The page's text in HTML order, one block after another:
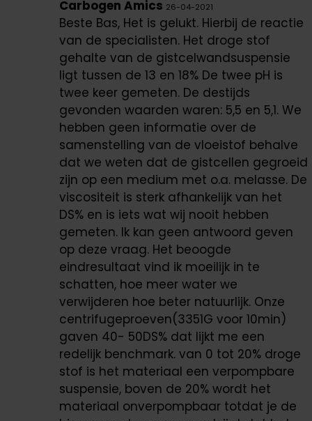
Carbogen Amics 26-04-2021
Beste Bas, Het is gelukt. Hierbij de reactie
van de specialisten. Het droge stof
gehalte van de gistcelwandsuspensie
ligt tussen de 13 en 18% De twee pH is
twee keer gemeten. De destijds
gevonden waarden waren: 5,5 en 5,1. We
hebben geen informatie over de
samenstelling van de vloeistof behalve
dat we weten dat de gistcellen gegroeid
zijn op een medium met o.a. melasse. De
viscositeit is sterk afhankelijk van het
DS% en is iets wat wij nooit hebben
gemeten. Ik kan geen antwoord geven
op deze vraag. Het beoogde
eindresultaat vind ik moeilijk in te
schatten, hoe meer water we
verwijderen hoe beter natuurlijk. Onze
centrifugeproeven(3351G voor 10min)
gaven 40- 50DS% dat lijkt me een
redelijk benchmark. van 0 tot 20% droge
stof is het materiaal een verpompbare
suspensie, boven de 20% wordt het
materiaal onverpompbaar totdat je de